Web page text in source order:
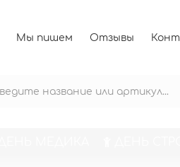
Мы пишем Отзывы